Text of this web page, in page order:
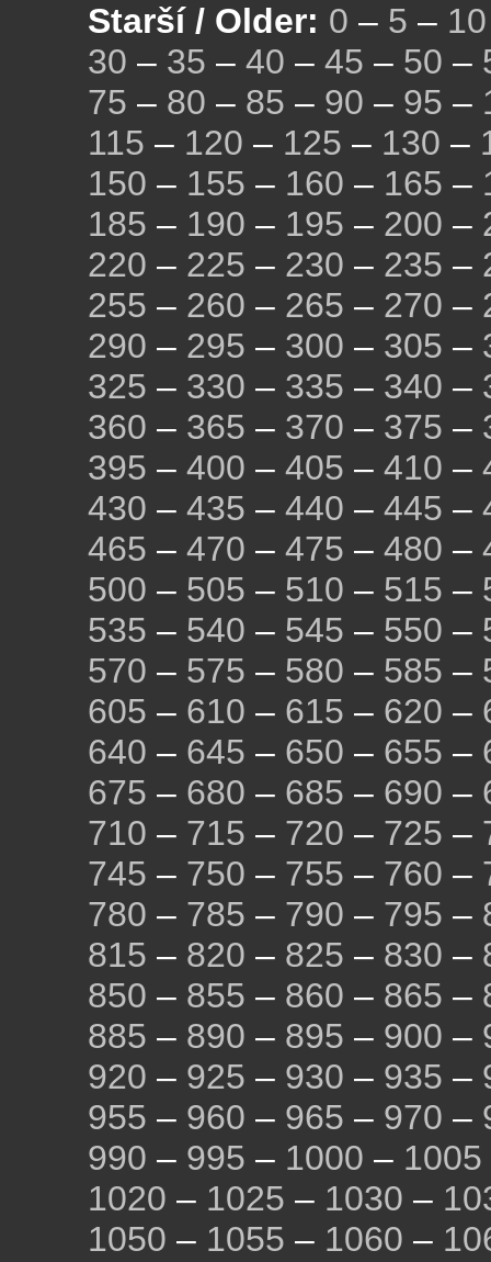
Starší / Older: 0 – 5 – 10
30 – 35 – 40 – 45 – 50 –
75 – 80 – 85 – 90 – 95 –
115 – 120 – 125 – 130 –
150 – 155 – 160 – 165 –
185 – 190 – 195 – 200 –
220 – 225 – 230 – 235 –
255 – 260 – 265 – 270 –
290 – 295 – 300 – 305 –
325 – 330 – 335 – 340 –
360 – 365 – 370 – 375 –
395 – 400 – 405 – 410 –
430 – 435 – 440 – 445 –
465 – 470 – 475 – 480 –
500 – 505 – 510 – 515 –
535 – 540 – 545 – 550 –
570 – 575 – 580 – 585 –
605 – 610 – 615 – 620 –
640 – 645 – 650 – 655 –
675 – 680 – 685 – 690 –
710 – 715 – 720 – 725 –
745 – 750 – 755 – 760 –
780 – 785 – 790 – 795 –
815 – 820 – 825 – 830 –
850 – 855 – 860 – 865 –
885 – 890 – 895 – 900 –
920 – 925 – 930 – 935 –
955 – 960 – 965 – 970 –
990 – 995 – 1000 – 1005
1020 – 1025 – 1030 –
1050 – 1055 – 1060 –